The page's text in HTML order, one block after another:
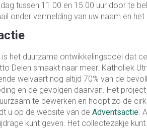
tussen 11.00 en 15.00 uur door te
onder vermelding van uw naam en
is het duurzame ontwikkelingsdoel dat
Delen smaakt naar meer. Katholiek
welvaart nog altijd 70% van de
en de gevolgen daarvan. Het
te bewerken en hoopt zo de
u op de website van de Adventsactie.
kunt geven. Het collectezakje